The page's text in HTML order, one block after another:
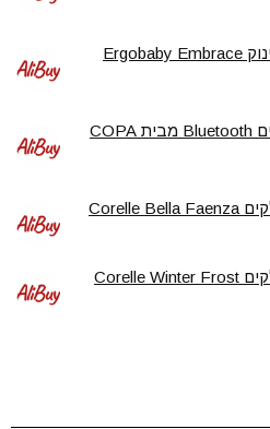
מנשא לתינוק Ergobaby Embrace
זוג רמקולים Bluetooth מבית COPA
סט 12 חלקים Corelle Winter Frost